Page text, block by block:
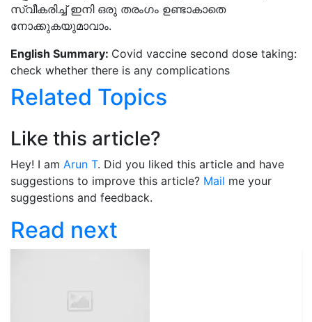
സ്വീകരിച്ച് ഇനി ഒരു തരംഗം ഉണ്ടാകാതെ
നോക്കുകയുമാവാം.
English Summary: Covid vaccine second dose taking:
check whether there is any complications
Related Topics
Like this article?
Hey! I am Arun T. Did you liked this article and have
suggestions to improve this article? Mail me your
suggestions and feedback.
Read next